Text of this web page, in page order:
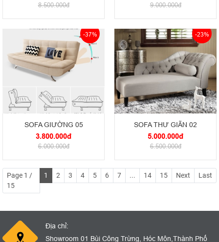
8.500.000đ 9.000.000đ
-37%
SOFA GIƯỜNG 05
3.800.000đ
6.000.000đ
-23%
SOFA THƯ GIÃN 02
5.000.000đ
6.500.000đ
Page 1 /
15
1 2 3 4 5 6 7 ... 14 15 Next Last
Địa chỉ:
Showroom 01 Bùi Công Trừng, Hóc Môn,Thành Phố